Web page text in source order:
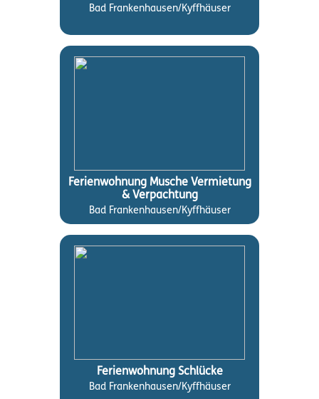
Bad Frankenhausen/Kyffhäuser
Ferienwohnung Musche Vermietung
& Verpachtung
Bad Frankenhausen/Kyffhäuser
Ferienwohnung Schlücke
Bad Frankenhausen/Kyffhäuser